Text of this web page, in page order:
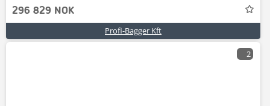
296 829 NOK
Profi-Bagger Kft
2